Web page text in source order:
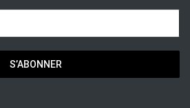
S’ABONNER